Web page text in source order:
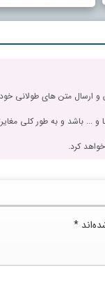
و ارسال متن های طولانی
... باشد و به طور کلی
کرد.
*